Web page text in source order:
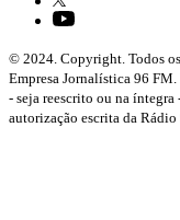
© 2024. Copyright. Todos
Empresa Jornalística 96
- seja reescrito ou na
autorização escrita da